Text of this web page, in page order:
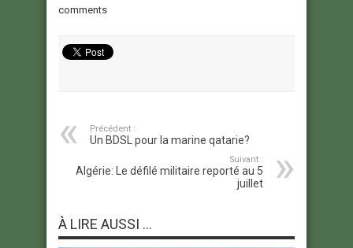
comments
Précédent :
Un BDSL pour la marine qatarie?
Suivant :
Algérie: Le défilé militaire reporté au 5
juillet
À LIRE AUSSI ...